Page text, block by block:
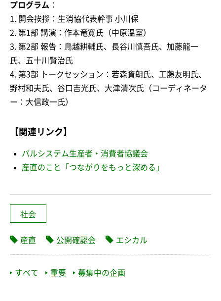
プログラム ：
1. 開会挨拶：生消協代表幹事 小川保
2. 第1部 講演：作本竜寛氏（中原温室）
3. 第2部 報告：鳥越耕輔氏、長谷川慎吾氏、加藤龍一
氏、五十川賢治氏
4. 第3部 トークセッション：若森資朗氏、工藤友明氏、
野村和夫氏、谷口吉光氏、大津清次氏（コーディネータ
ー：大信政一氏）
【関連リンク】
パルシステム生産者・消費者協議会
産直のこと「つながりをもっと深める」
社会
産直 公開確認会 エシカル
すべて 重要 募集中の企画